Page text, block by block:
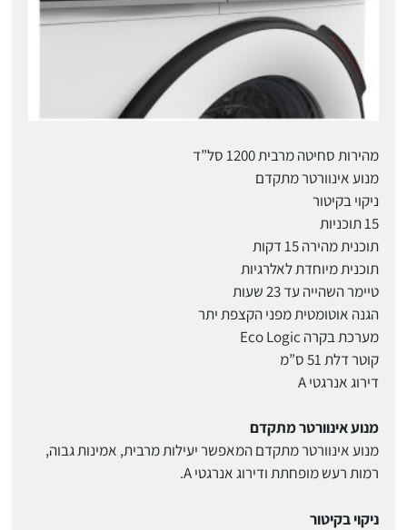
מהירות סחיטה מרבית 1200 סל”ד
מנוע אינוורטר מתקדם
ניקוי בקיטור
15 תוכניות
תוכנית מהירה 15 דקות
תוכנית מיוחדת לאלרגיות
טיימר השהייה עד 23 שעות
הגנה אוטומטית מפני הקצפת יתר
מערכת בקרה Eco Logic
קוטר דלת 51 ס”מ
דירוג אנרגטי A
מנוע אינוורטר מתקדם
מנוע אינוורטר מתקדם המאפשר יעילות מרבית, אמינות גבוה,
רמות רעש מופחתת ודירוג אנרגטי A.
ניקוי בקיטור